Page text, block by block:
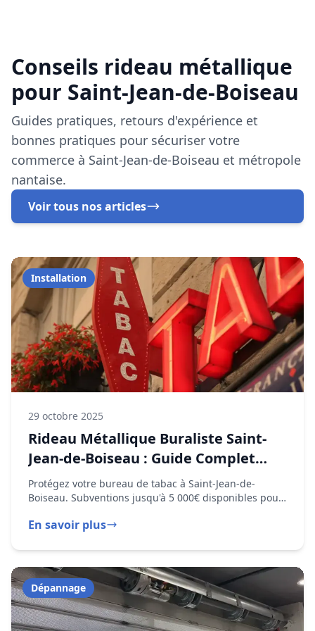
Voir tous nos articles
Installation
29 octobre 2025
Rideau Métallique Buraliste Saint-
Jean-de-Boiseau : Guide Complet
2025
Protégez votre bureau de tabac à Saint-Jean-de-
Boiseau. Subventions jusqu'à 5 000€ disponibles pour
l'installation de rideaux métalliques.
En savoir plus
Dépannage
29 octobre 2024
Rideau Métallique Bloqué à Saint-
Jean-de-Boiseau : Que Faire ? Guide